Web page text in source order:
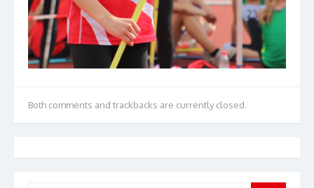
Both comments and trackbacks are currently closed.